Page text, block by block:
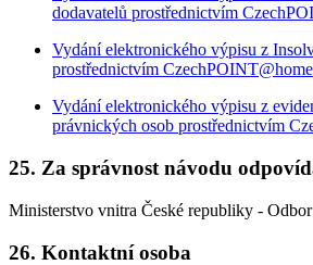
dodavatelů prostřednictvím
Vydání elektronického výpisu z
prostřednictvím CzechPOINT@home
Vydání elektronického výpisu z
právnických osob prostřednictvím
25. Za správnost návodu
Ministerstvo vnitra České republiky -
26. Kontaktní osoba